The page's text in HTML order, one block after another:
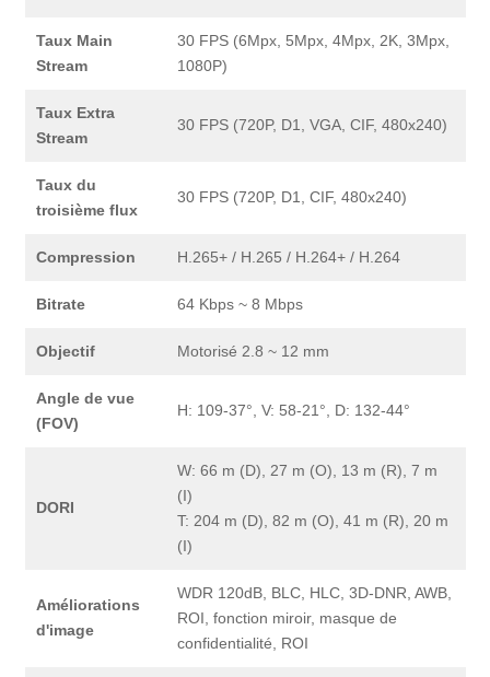
Taux Main
Stream
30 FPS (6Mpx, 5Mpx, 4Mpx, 2K, 3Mpx,
1080P)
Taux Extra
Stream
30 FPS (720P, D1, VGA, CIF, 480x240)
Taux du
troisième flux
30 FPS (720P, D1, CIF, 480x240)
Compression H.265+ / H.265 / H.264+ / H.264
Bitrate 64 Kbps ~ 8 Mbps
Objectif Motorisé 2.8 ~ 12 mm
Angle de vue
(FOV)
H: 109-37°, V: 58-21°, D: 132-44°
DORI
W: 66 m (D), 27 m (O), 13 m (R), 7 m
(I)
T: 204 m (D), 82 m (O), 41 m (R), 20 m
(I)
Améliorations
d'image
WDR 120dB, BLC, HLC, 3D-DNR, AWB,
ROI, fonction miroir, masque de
confidentialité, ROI